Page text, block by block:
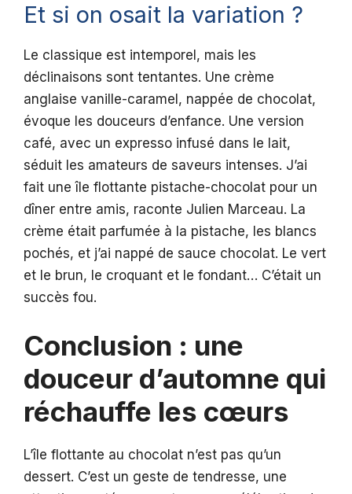
Et si on osait la variation ?
Le classique est intemporel, mais les
déclinaisons sont tentantes. Une crème
anglaise vanille-caramel, nappée de chocolat,
évoque les douceurs d’enfance. Une version
café, avec un expresso infusé dans le lait,
séduit les amateurs de saveurs intenses. J’ai
fait une île flottante pistache-chocolat pour un
dîner entre amis, raconte Julien Marceau. La
crème était parfumée à la pistache, les blancs
pochés, et j’ai nappé de sauce chocolat. Le vert
et le brun, le croquant et le fondant… C’était un
succès fou.
Conclusion : une
douceur d’automne qui
réchauffe les cœurs
L’île flottante au chocolat n’est pas qu’un
dessert. C’est un geste de tendresse, une